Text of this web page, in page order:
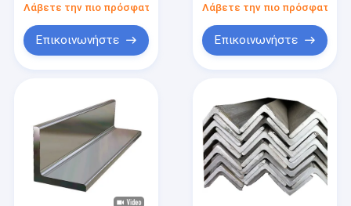
Λάβετε την πιο πρόσφατη τιμή
Επικοινωνήστε
Λάβετε την πιο πρόσφατη
Επικοινωνήστε